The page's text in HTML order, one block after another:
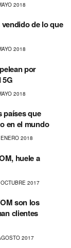
2018
de lo que
2018
por
5G
2018
paí­ses que
en el mundo
2018
huele a
2017
son los
clientes
2017